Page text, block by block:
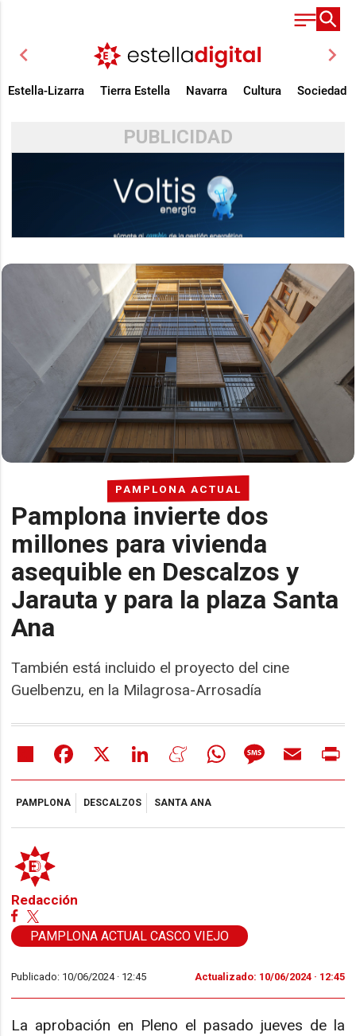
chevron_left chevron_right
Estella-Lizarra Tierra Estella Navarra Cultura Sociedad
PUBLICIDAD
PAMPLONA ACTUAL
Pamplona invierte dos
millones para vivienda
asequible en Descalzos y
Jarauta y para la plaza Santa
Ana
También está incluido el proyecto del cine
Guelbenzu, en la Milagrosa-Arrosadía
Share Facebook LinkedIn MeneameWhatsAppMessageEmail
PAMPLONA DESCALZOS SANTA ANA
Redacción
PAMPLONA ACTUAL CASCO VIEJO
Publicado: 10/06/2024 · 12:45 Actualizado: 10/06/2024 · 12:45
La aprobación en Pleno el pasado jueves de la